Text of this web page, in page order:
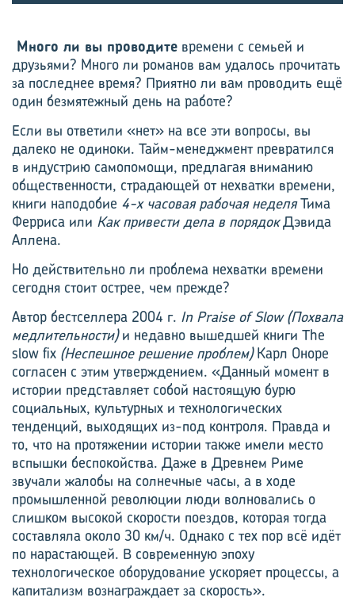
Много ли вы проводите времени с семьей и
друзьями? Много ли романов вам удалось прочитать
за последнее время? Приятно ли вам проводить ещё
один безмятежный день на работе?
Если вы ответили «нет» на все эти вопросы, вы
далеко не одиноки. Тайм-менеджмент превратился
в индустрию самопомощи, предлагая вниманию
общественности, страдающей от нехватки времени,
книги наподобие 4-х часовая рабочая неделяТима
Ферриса или Как привести дела в порядокДэвида
Аллена.
Но действительно ли проблема нехватки времени
сегодня стоит острее, чем прежде?
Автор бестселлера 2004 г. In Praise of Slow (Похвала
медлительности)и недавно вышедшей книги The
slow fix (Неспешное решение проблем)Карл Оноре
согласен с этим утверждением. «Данный момент в
истории представляет собой настоящую бурю
социальных, культурных и технологических
тенденций, выходящих из-под контроля. Правда и
то, что на протяжении истории также имели место
вспышки беспокойства. Даже в Древнем Риме
звучали жалобы на солнечные часы, а в ходе
промышленной революции люди волновались о
слишком высокой скорости поездов, которая тогда
составляла около 30 км/ч. Однако с тех пор всё идёт
по нарастающей. В современную эпоху
технологическое оборудование ускоряет процессы, а
капитализм вознаграждает за скорость».